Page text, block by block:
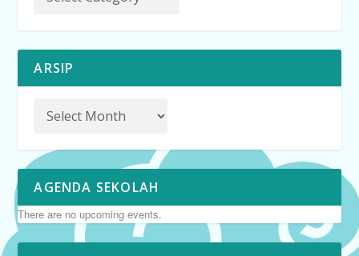
ARSIP
AGENDA SEKOLAH
There are no upcoming events.